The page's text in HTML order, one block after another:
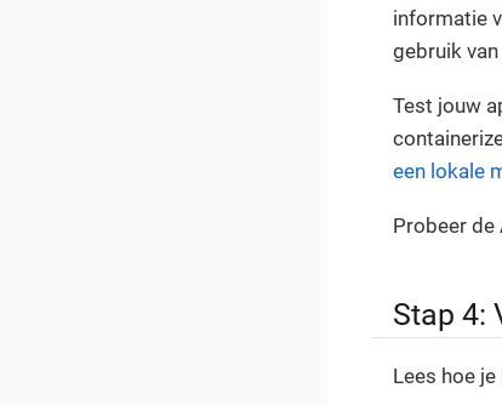
informatie
gebruik
Test jouw
een lokale
Probeer
Stap 4:
Lees hoe je